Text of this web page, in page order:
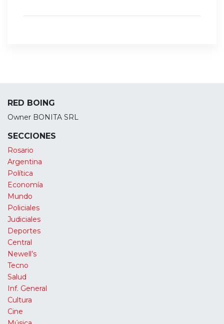
RED BOING
Owner BONITA SRL
SECCIONES
Rosario
Argentina
Política
Economía
Mundo
Policiales
Judiciales
Deportes
Central
Newell’s
Tecno
Salud
Inf. General
Cultura
Cine